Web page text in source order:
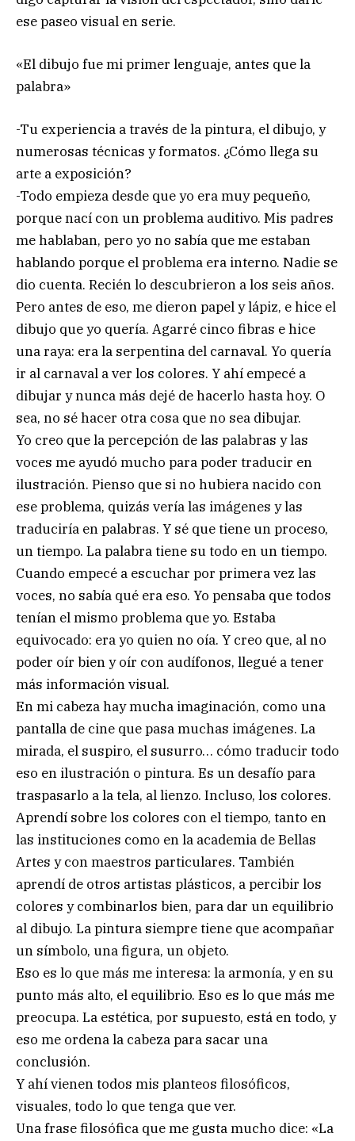
ese paseo visual en serie.
«El dibujo fue mi primer lenguaje, antes que la
palabra»
-Tu experiencia a través de la pintura, el dibujo, y
numerosas técnicas y formatos. ¿Cómo llega su
arte a exposición?
-Todo empieza desde que yo era muy pequeño,
porque nací con un problema auditivo. Mis padres
me hablaban, pero yo no sabía que me estaban
hablando porque el problema era interno. Nadie se
dio cuenta. Recién lo descubrieron a los seis años.
Pero antes de eso, me dieron papel y lápiz, e hice el
dibujo que yo quería. Agarré cinco fibras e hice
una raya: era la serpentina del carnaval. Yo quería
ir al carnaval a ver los colores. Y ahí empecé a
dibujar y nunca más dejé de hacerlo hasta hoy. O
sea, no sé hacer otra cosa que no sea dibujar.
Yo creo que la percepción de las palabras y las
voces me ayudó mucho para poder traducir en
ilustración. Pienso que si no hubiera nacido con
ese problema, quizás vería las imágenes y las
traduciría en palabras. Y sé que tiene un proceso,
un tiempo. La palabra tiene su todo en un tiempo.
Cuando empecé a escuchar por primera vez las
voces, no sabía qué era eso. Yo pensaba que todos
tenían el mismo problema que yo. Estaba
equivocado: era yo quien no oía. Y creo que, al no
poder oír bien y oír con audífonos, llegué a tener
más información visual.
En mi cabeza hay mucha imaginación, como una
pantalla de cine que pasa muchas imágenes. La
mirada, el suspiro, el susurro… cómo traducir todo
eso en ilustración o pintura. Es un desafío para
traspasarlo a la tela, al lienzo. Incluso, los colores.
Aprendí sobre los colores con el tiempo, tanto en
las instituciones como en la academia de Bellas
Artes y con maestros particulares. También
aprendí de otros artistas plásticos, a percibir los
colores y combinarlos bien, para dar un equilibrio
al dibujo. La pintura siempre tiene que acompañar
un símbolo, una figura, un objeto.
Eso es lo que más me interesa: la armonía, y en su
punto más alto, el equilibrio. Eso es lo que más me
preocupa. La estética, por supuesto, está en todo, y
eso me ordena la cabeza para sacar una
conclusión.
Y ahí vienen todos mis planteos filosóficos,
visuales, todo lo que tenga que ver.
Una frase filosófica que me gusta mucho dice: «La